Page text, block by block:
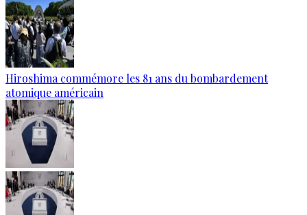
Hiroshima commémore les 81 ans du bombardement
atomique américain